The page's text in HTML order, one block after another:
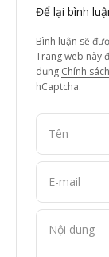
Để lại bình
Bình luận sẽ
Trang web này
dụng Chính
hCaptcha.
Tên
E-mail
Nội dung